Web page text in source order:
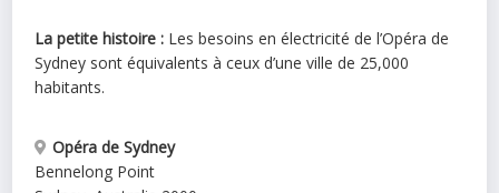
La petite histoire : Les besoins en électricité de l’Opéra de
Sydney sont équivalents à ceux d’une ville de 25,000
habitants.
Opéra de Sydney
Bennelong Point